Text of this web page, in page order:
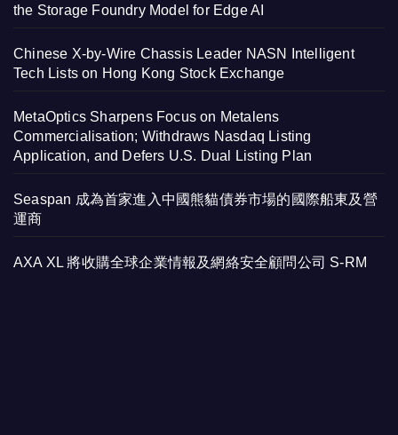
the Storage Foundry Model for Edge AI
Chinese X-by-Wire Chassis Leader NASN Intelligent
Tech Lists on Hong Kong Stock Exchange
MetaOptics Sharpens Focus on Metalens
Commercialisation; Withdraws Nasdaq Listing
Application, and Defers U.S. Dual Listing Plan
Seaspan 成為首家進入中國熊貓債券市場的國際船東及營
運商
AXA XL 將收購全球企業情報及網絡安全顧問公司 S-RM